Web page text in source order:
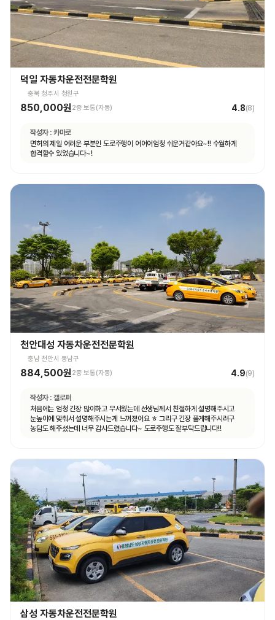
덕일 자동차운전전문학원
충북 청주시 청원구
850,000원2종 보통(자동) 4.8(8)
작성자 : 카마로
면허의 제일 어려운 부분인 도로주행이 어어어엄청 쉬운거같아요~!! 수월하게
합격할수 있었습니다~!
천안대성 자동차운전전문학원
충남 천안시 동남구
884,500원 2종 보통(자동) 4.9(9)
작성자 : 갤로퍼
처음에는 엄청 긴장 많이하고 무서웠는데 선생님께서 친절하게 설명해주시고
눈높이에 맞춰서 설명해주시는게 느껴졌어요 ㅎ 그리구 긴장 풀게해주시려구
농담도 해주셨는데 너무 감사드렸습니다~ 도로주행도 잘부탁드립니다!!
삼성 자동차운전전문학원